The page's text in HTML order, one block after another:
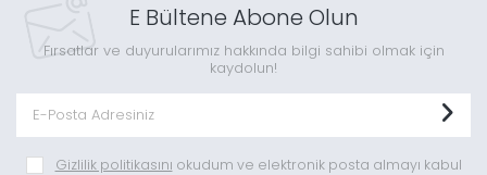
E Bültene Abone Olun
Fırsatlar ve duyurularımız hakkında bilgi sahibi olmak için
kaydolun!
Gizlilik politikasını okudum ve elektronik posta almayı kabul